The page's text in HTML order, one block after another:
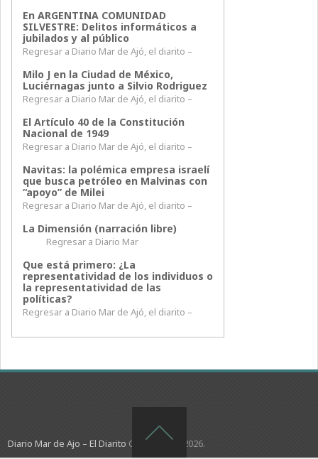
En ARGENTINA COMUNIDAD
SILVESTRE: Delitos informáticos a
jubilados y al público
Regresar a Diario Mar de Ajó, el diarito –
Milo J en la Ciudad de México,
Luciérnagas junto a Silvio Rodriguez
Regresar a Diario Mar de Ajó, el diarito –
El Artículo 40 de la Constitución
Nacional de 1949
Regresar a Diario Mar de Ajó, el diarito –
Navitas: la polémica empresa israelí
que busca petróleo en Malvinas con
“apoyo” de Milei
Regresar a Diario Mar de Ajó, el diarito –
La Dimensión (narración libre)
Regresar a Diario Mar
Que está primero: ¿La
representatividad de los individuos o
la representatividad de las
políticas?
Regresar a Diario Mar de Ajó, el diarito –
Diario Mar de Ajo – El Diarito Copyright © 2026.